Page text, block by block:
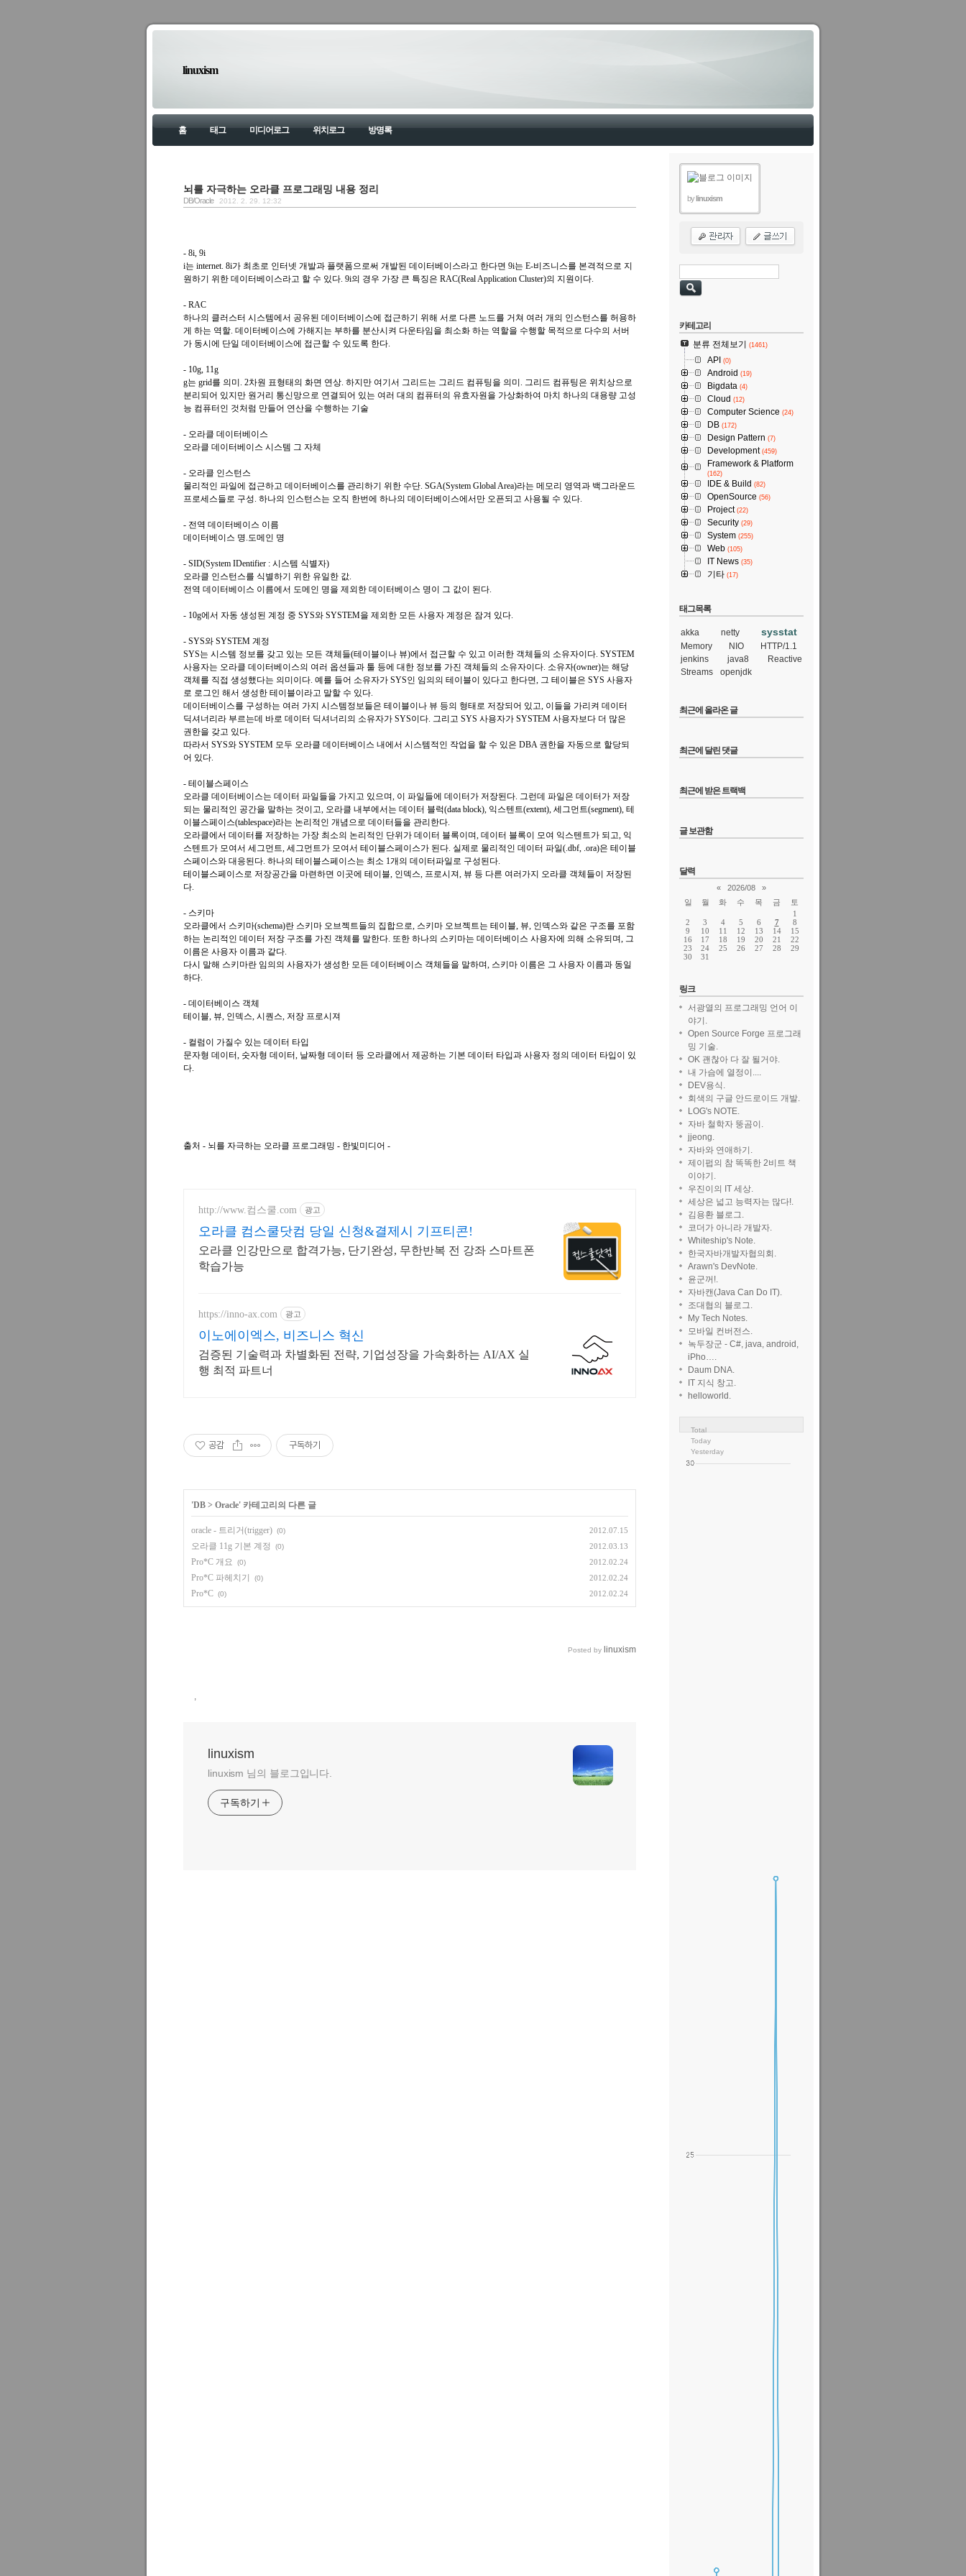
linuxism
홈 태그 미디어로그 위치로그 방명록
뇌를 자극하는 오라클 프로그래밍 내용 정리
DB/Oracle 2012. 2. 29. 12:32
- 8i, 9i
i는 internet. 8i가 최초로 인터넷 개발과 플랫폼으로써 개발된 데이터베이스라고 한다면 9i는 E-비즈니스를 본격적으로 지
원하기 위한 데이터베이스라고 할 수 있다. 9i의 경우 가장 큰 특징은 RAC(Real Application Cluster)의 지원이다.
- RAC
하나의 클러스터 시스템에서 공유된 데이터베이스에 접근하기 위해 서로 다른 노드를 거쳐 여러 개의 인스턴스를 허용하
게 하는 역할. 데이터베이스에 가해지는 부하를 분산시켜 다운타임을 최소화 하는 역할을 수행할 목적으로 다수의 서버
가 동시에 단일 데이터베이스에 접근할 수 있도록 한다.
- 10g, 11g
g는 grid를 의미. 2차원 표형태의 화면 연상. 하지만 여기서 그리드는 그리드 컴퓨팅을 의미. 그리드 컴퓨팅은 위치상으로
분리되어 있지만 원거리 통신망으로 연결되어 있는 여러 대의 컴퓨터의 유효자원을 가상화하여 마치 하나의 대용량 고성
능 컴퓨터인 것처럼 만들어 연산을 수행하는 기술
- 오라클 데이터베이스
오라클 데이터베이스 시스템 그 자체
- 오라클 인스턴스
물리적인 파일에 접근하고 데이터베이스를 관리하기 위한 수단. SGA(System Global Area)라는 메모리 영역과 백그라운드
프로세스들로 구성. 하나의 인스턴스는 오직 한번에 하나의 데이터베이스에서만 오픈되고 사용될 수 있다.
- 전역 데이터베이스 이름
데이터베이스 명.도메인 명
- SID(System IDentifier : 시스템 식별자)
오라클 인스턴스를 식별하기 위한 유일한 값.
전역 데이터베이스 이름에서 도메인 명을 제외한 데이터베이스 명이 그 값이 된다.
- 10g에서 자동 생성된 계정 중 SYS와 SYSTEM을 제외한 모든 사용자 계정은 잠겨 있다.
- SYS와 SYSTEM 계정
SYS는 시스템 정보를 갖고 있는 모든 객체들(테이블이나 뷰)에서 접근할 수 있고 이러한 객체들의 소유자이다. SYSTEM
사용자는 오라클 데이터베이스의 여러 옵션들과 툴 등에 대한 정보를 가진 객체들의 소유자이다. 소유자(owner)는 해당
객체를 직접 생성했다는 의미이다. 예를 들어 소유자가 SYS인 임의의 테이블이 있다고 한다면, 그 테이블은 SYS 사용자
로 로그인 해서 생성한 테이블이라고 말할 수 있다.
데이터베이스를 구성하는 여러 가지 시스템정보들은 테이블이나 뷰 등의 형태로 저장되어 있고, 이들을 가리켜 데이터
딕셔너리라 부르는데 바로 데이터 딕셔너리의 소유자가 SYS이다. 그리고 SYS 사용자가 SYSTEM 사용자보다 더 많은
권한을 갖고 있다.
따라서 SYS와 SYSTEM 모두 오라클 데이터베이스 내에서 시스템적인 작업을 할 수 있은 DBA 권한을 자동으로 할당되
어 있다.
- 테이블스페이스
오라클 데이터베이스는 데이터 파일들을 가지고 있으며, 이 파일들에 데이터가 저장된다. 그런데 파일은 데이터가 저장
되는 물리적인 공간을 말하는 것이고, 오라클 내부에서는 데이터 블럭(data block), 익스텐트(extent), 세그먼트(segment), 테
이블스페이스(tablespace)라는 논리적인 개념으로 데이터들을 관리한다.
오라클에서 데이터를 저장하는 가장 최소의 논리적인 단위가 데이터 블록이며, 데이터 블록이 모여 익스텐트가 되고, 익
스텐트가 모여서 세그먼트, 세그먼트가 모여서 테이블스페이스가 된다. 실제로 물리적인 데이터 파일(.dbf, .ora)은 테이블
스페이스와 대응된다. 하나의 테이블스페이스는 최소 1개의 데이터파일로 구성된다.
테이블스페이스로 저장공간을 마련하면 이곳에 테이블, 인덱스, 프로시져, 뷰 등 다른 여러가지 오라클 객체들이 저장된
다.
- 스키마
오라클에서 스키마(schema)란 스키마 오브젝트들의 집합으로, 스키마 오브젝트는 테이블, 뷰, 인덱스와 같은 구조를 포함
하는 논리적인 데이터 저장 구조를 가진 객체를 말한다. 또한 하나의 스키마는 데이터베이스 사용자에 의해 소유되며, 그
이름은 사용자 이름과 같다.
다시 말해 스키마란 임의의 사용자가 생성한 모든 데이터베이스 객체들을 말하며, 스키마 이름은 그 사용자 이름과 동일
하다.
- 데이터베이스 객체
테이블, 뷰, 인덱스, 시퀀스, 저장 프로시져
- 컬럼이 가질수 있는 데이터 타입
문자형 데이터, 숫자형 데이터, 날짜형 데이터 등 오라클에서 제공하는 기본 데이터 타입과 사용자 정의 데이터 타입이 있
다.
출처 - 뇌를 자극하는 오라클 프로그래밍 - 한빛미디어 -
http://www.컴스쿨.com 광고
오라클 컴스쿨닷컴 당일 신청&결제시 기프티콘!
오라클 인강만으로 합격가능, 단기완성, 무한반복 전 강좌 스마트폰
학습가능
https://inno-ax.com 광고
이노에이엑스, 비즈니스 혁신
검증된 기술력과 차별화된 전략, 기업성장을 가속화하는 AI/AX 실
행 최적 파트너
공감 구독하기
'DB > Oracle' 카테고리의 다른 글
oracle - 트리거(trigger) (0) 2012.07.15
오라클 11g 기본 계정 (0) 2012.03.13
Pro*C 개요 (0) 2012.02.24
Pro*C 파헤치기 (0) 2012.02.24
Pro*C (0) 2012.02.24
Posted by linuxism
,
linuxism
linuxism 님의 블로그입니다.
구독하기
bylinuxism
카테고리
분류 전체보기
(1461)
API (0)
Android (19)
Bigdata (4)
Cloud (12)
Computer Science (24)
DB (172)
Design Pattern (7)
Development(459)
Framework & Platform
(162)
IDE & Build (82)
OpenSource (56)
Project(22)
Security (29)
System (255)
Web (105)
IT News (35)
기타 (17)
태그목록
akka netty sysstat
Memory NIO
HTTP/1.1
jenkins
java8
Reactive
Streams
openjdk
최근에 올라온 글
최근에 달린 댓글
최근에 받은 트랙백
글 보관함
달력
« 2026/08
»
일
월 화 수 목 금
토
1
2
3 4 5 6 7
8
9
10 11 12 13 14
15
16
17 18 19 20 21
22
23
24 25 26 27 28
29
30
31
링크
서광열의 프로그래밍 언어 이
야기.
Open Source Forge 프로그래
밍 기술.
OK 괜찮아 다 잘 될거야.
내 가슴에 열정이....
DEV용식.
회색의 구글 안드로이드 개발.
LOG's NOTE.
자바 철학자 뚱곰이.
jjeong.
자바와 연애하기.
제이펍의 참 똑똑한 2비트 책
이야기.
우진이의 IT 세상.
세상은 넓고 능력자는 많다!.
김용환 블로그.
코더가 아니라 개발자.
Whiteship's Note.
한국자바개발자협의회.
Arawn's DevNote.
윤군꺼!.
자바캔(Java Can Do IT).
조대협의 블로그.
My Tech Notes.
모바일 컨버전스.
녹두장군 - C#, java, android,
iPho….
Daum DNA.
IT 지식 창고.
helloworld.
Total
Today
Yesterday